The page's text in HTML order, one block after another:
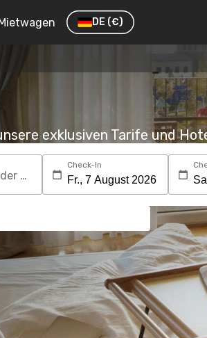
DE (€)
exklusiven Tarife und
Suchen Sie nach einem Reiseziel oder Hotel
Check-In